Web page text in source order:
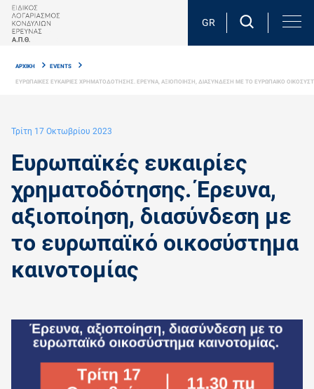
Skip
main
GR
ΑΡΧΙΚΗ EVENTS
ΕΥΡΩΠΑΙΚΕΣ ΕΥΚΑΙΡΙΕΣ ΧΡΗΜΑΤΟΔΟΤΗΣΗΣ. ΕΡΕΥΝΑ, ΑΞΙΟΠΟΙΗΣΗ, ΔΙΑΣΥΝΔΕΣΗ ΜΕ ΤΟ ΕΥΡΩΠΑΙΚΟ
Τρίτη 17 Οκτωβρίου 2023
Ευρωπαϊκές ευκαιρίες
χρηματοδότησης. Έρευνα,
αξιοποίηση, διασύνδεση με
το ευρωπαϊκό οικοσύστημα
καινοτομίας